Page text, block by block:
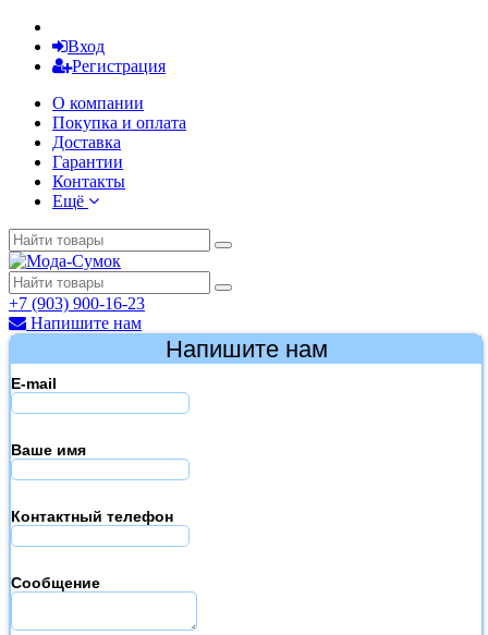
Вход
Регистрация
О компании
Покупка и оплата
Доставка
Гарантии
Контакты
Ещё
+7 (903) 900-16-23
Напишите нам
Напишите нам
E-mail
Ваше имя
Контактный телефон
Сообщение